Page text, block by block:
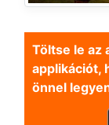
Töltse le az
applikációt,
önnel